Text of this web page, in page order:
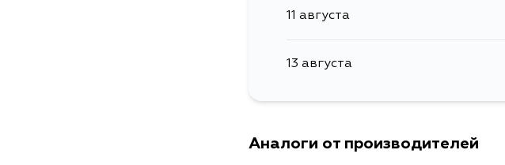
11 августа
13 августа
Аналоги от производителей